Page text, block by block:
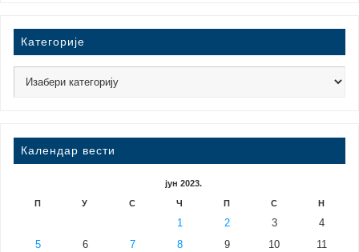
Категорије
Календар вести
јун 2023.
П У С Ч П С Н
1 2 3
4
5
6 7 8 9 10
11